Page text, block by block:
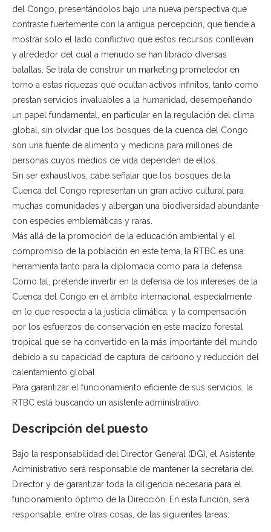
del Congo, presentándolos bajo una nueva perspectiva que
contraste fuertemente con la antigua percepción, que tiende a
mostrar solo el lado conflictivo que estos recursos conllevan
y alrededor del cual a menudo se han librado diversas
batallas. Se trata de construir un marketing prometedor en
torno a estas riquezas que ocultan activos infinitos, tanto como
prestan servicios invaluables a la humanidad, desempeñando
un papel fundamental, en particular en la regulación del clima
global, sin olvidar que los bosques de la cuenca del Congo
son una fuente de alimento y medicina para millones de
personas cuyos medios de vida dependen de ellos.
Sin ser exhaustivos, cabe señalar que los bosques de la
Cuenca del Congo representan un gran activo cultural para
muchas comunidades y albergan una biodiversidad abundante
con especies emblemáticas y raras.
Más allá de la promoción de la educación ambiental y el
compromiso de la población en este tema, la RTBC es una
herramienta tanto para la diplomacia como para la defensa.
Como tal, pretende invertir en la defensa de los intereses de la
Cuenca del Congo en el ámbito internacional, especialmente
en lo que respecta a la justicia climática, y la compensación
por los esfuerzos de conservación en este macizo forestal
tropical que se ha convertido en la más importante del mundo
debido a su capacidad de captura de carbono y reducción del
calentamiento global.
Para garantizar el funcionamiento eficiente de sus servicios, la
RTBC está buscando un asistente administrativo.
Descripción del puesto
Bajo la responsabilidad del Director General (DG), el Asistente
Administrativo será responsable de mantener la secretaría del
Director y de garantizar toda la diligencia necesaria para el
funcionamiento óptimo de la Dirección. En esta función, será
responsable, entre otras cosas, de las siguientes tareas: